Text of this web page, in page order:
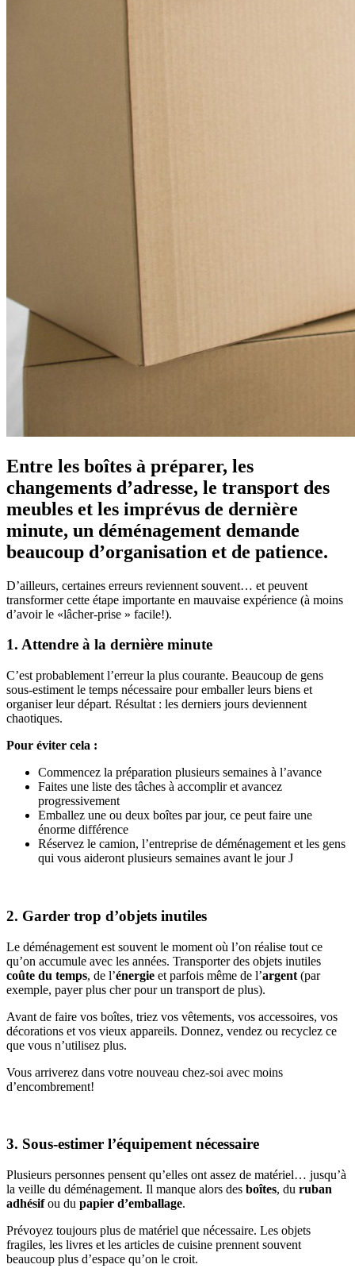
Entre les boîtes à préparer, les
changements d’adresse, le transport des
meubles et les imprévus de dernière
minute, un déménagement demande
beaucoup d’organisation et de patience.
D’ailleurs, certaines erreurs reviennent souvent… et peuvent
transformer cette étape importante en mauvaise expérience (à moins
d’avoir le «lâcher-prise » facile!).
1. Attendre à la dernière minute
C’est probablement l’erreur la plus courante. Beaucoup de gens
sous-estiment le temps nécessaire pour emballer leurs biens et
organiser leur départ. Résultat : les derniers jours deviennent
chaotiques.
Pour éviter cela :
Commencez la préparation plusieurs semaines à l’avance
Faites une liste des tâches à accomplir et avancez
progressivement
Emballez une ou deux boîtes par jour, ce peut faire une
énorme différence
Réservez le camion, l’entreprise de déménagement et les gens
qui vous aideront plusieurs semaines avant le jour J
2. Garder trop d’objets inutiles
Le déménagement est souvent le moment où l’on réalise tout ce
qu’on accumule avec les années. Transporter des objets inutiles
coûte du temps, de l’énergie et parfois même de l’argent (par
exemple, payer plus cher pour un transport de plus).
Avant de faire vos boîtes, triez vos vêtements, vos accessoires, vos
décorations et vos vieux appareils. Donnez, vendez ou recyclez ce
que vous n’utilisez plus.
Vous arriverez dans votre nouveau chez-soi avec moins
d’encombrement!
3. Sous-estimer l’équipement nécessaire
Plusieurs personnes pensent qu’elles ont assez de matériel… jusqu’à
la veille du déménagement. Il manque alors des boîtes, du ruban
adhésifou du papier d’emballage.
Prévoyez toujours plus de matériel que nécessaire. Les objets
fragiles, les livres et les articles de cuisine prennent souvent
beaucoup plus d’espace qu’on le croit.